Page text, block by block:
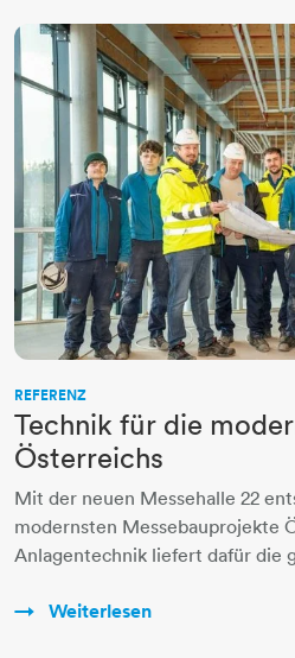
REFERENZ
Technik für die
Österreichs
Mit der neuen Messehalle 22
modernsten Messebauprojekte
Anlagentechnik liefert dafür die
Weiterlesen